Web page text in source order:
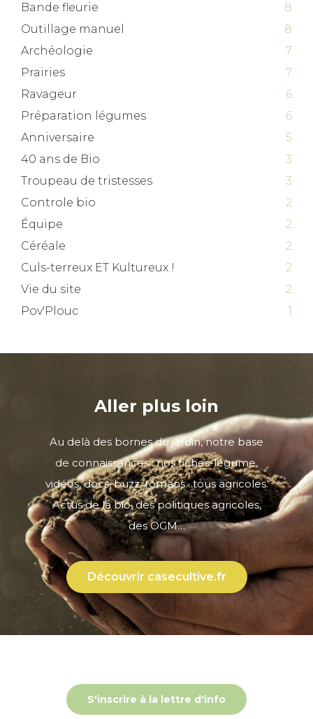
Bande fleurie
8
Outillage manuel
8
Archéologie
7
Prairies
7
Ravageur
6
Préparation légumes
6
Anniversaire
5
40 ans de Bio
3
Troupeau de tristesses
3
Controle bio
2
Équipe
2
Céréale
2
Culs-terreux ET Kultureux !
2
Vie du site
2
Pov'Plouc
1
Aller plus loin
Au delà des bornes du jardin, notre base
de connaissances : nos fiches-légume,
vidéos, docs, buzz, romans…tous agricoles.
Actus de la bio, des politiques agricoles,
des OGM…
Découvrir casecultive.fr
S'inscrire à la lettre d'info